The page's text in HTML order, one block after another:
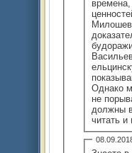
Однако
не
должны
читать и